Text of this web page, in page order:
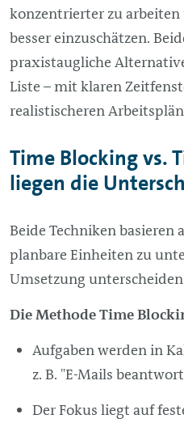
konzentrierter zu
besser einzuschätzen.
praxistaugliche
Liste – mit klaren
realistischeren
Time Blocking vs.
liegen die
Beide Techniken basieren
planbare Einheiten zu
Umsetzung
Die Methode Time
Aufgaben werden in
z. B. "E-Mails
Der Fokus liegt auf